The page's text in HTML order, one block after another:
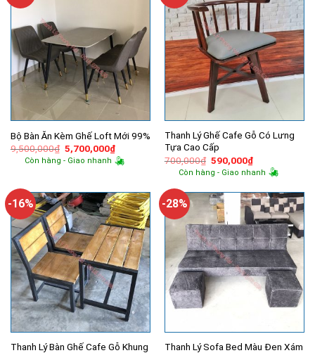
Bộ Bàn Ăn Kèm Ghế Loft Mới 99%
9,500,000₫ Giá
gốc
là:
5,700,000₫Giá
hiện
tại
Còn hàng - Giao nhanh
Thanh Lý Ghế Cafe Gỗ Có Lưng
Tựa Cao Cấp
700,000₫ Giá
gốc
là:
590,000₫Giá
hiện
tại
590,000₫.
Còn hàng - Giao nhanh
-16%
Thanh Lý Bàn Ghế Cafe Gỗ Khung
-28%
Thanh Lý Sofa Bed Màu Đen Xám